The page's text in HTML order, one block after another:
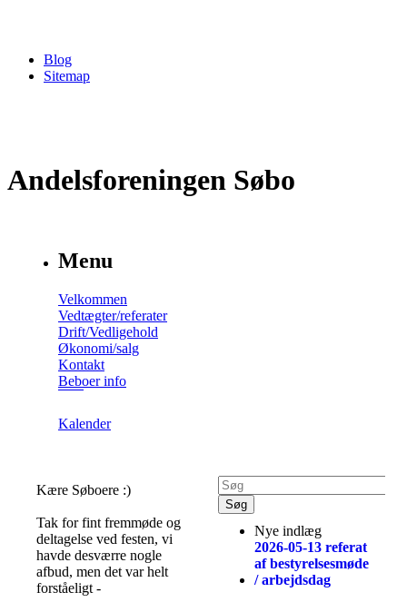
Blog
Sitemap
Andelsforeningen Søbo
Menu
Velkommen
Vedtægter/referater
Drift/Vedligehold
Økonomi/salg
Kontakt
Beboer info
Kalender
Kære Søboere :)
Tak for fint fremmøde og
deltagelse ved festen, vi
havde desværre nogle
afbud, men det var helt
forståeligt -
Nye indlæg
2026-05-13 referat
af bestyrelsesmøde
/ arbejdsdag